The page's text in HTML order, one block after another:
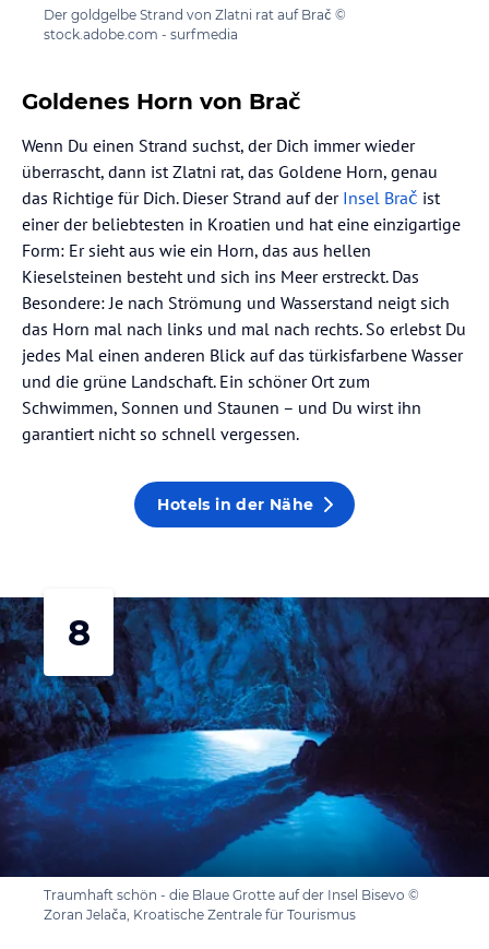
Der goldgelbe Strand von Zlatni rat auf Brač ©
stock.adobe.com - surfmedia
Goldenes Horn von Brač
Wenn Du einen Strand suchst, der Dich immer wieder
überrascht, dann ist Zlatni rat, das Goldene Horn, genau
das Richtige für Dich. Dieser Strand auf der Insel Brač ist
einer der beliebtesten in Kroatien und hat eine einzigartige
Form: Er sieht aus wie ein Horn, das aus hellen
Kieselsteinen besteht und sich ins Meer erstreckt. Das
Besondere: Je nach Strömung und Wasserstand neigt sich
das Horn mal nach links und mal nach rechts. So erlebst Du
jedes Mal einen anderen Blick auf das türkisfarbene Wasser
und die grüne Landschaft. Ein schöner Ort zum
Schwimmen, Sonnen und Staunen – und Du wirst ihn
garantiert nicht so schnell vergessen.
Hotels in der Nähe
8
Traumhaft schön - die Blaue Grotte auf der Insel Bisevo ©
Zoran Jelača, Kroatische Zentrale für Tourismus